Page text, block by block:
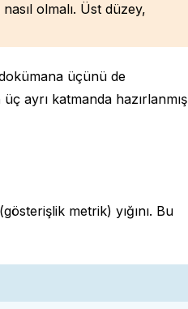
olmalı. Üst düzey,
üçünü de
ayrı katmanda hazırlanmış
metrik) yığını. Bu